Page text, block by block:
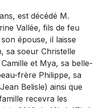
est décédé M.
Vallée, fils de feu
épouse, il laisse
sa soeur Christelle
et Mya, sa belle-
frère Philippe, sa
Belisle) ainsi que
recevra les